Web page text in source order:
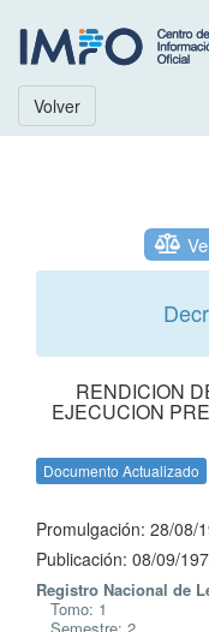
Volver
RENDICION
EJECUCION
Documento Actualizado
Promulgación: 28/08/
Publicación: 08/09/
Registro Nacional de
Tomo: 1